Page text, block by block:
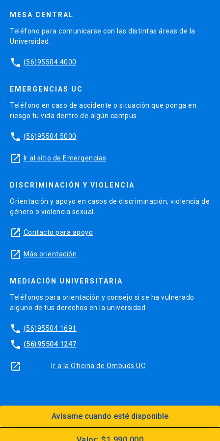
Avísame cuando esté disponible
MESA CENTRAL
Teléfono para comunicarse con las distintas áreas de la
Universidad.
phone (56)95504 4000
EMERGENCIAS UC
Teléfono en caso de accidente o situación que ponga en
riesgo tu vida dentro de algún campus.
phone (56)95504 5000
launch Ir al sitio de Emergencias
DISCRIMINACIÓN Y VIOLENCIA
Orientación y apoyo en casos de discriminación, violencia de
género o violencia sexual.
launch Contacto para apoyo
launch Más orientación
MEDIACIÓN UNIVERSITARIA
Teléfonos para orientación y consejo si se ha vulnerado
alguno de tus derechos en la universidad.
phone (56)95504 1691
phone (56)95504 1247
launch Ir a la Oficina de Ombuds UC
Kit Digital UC